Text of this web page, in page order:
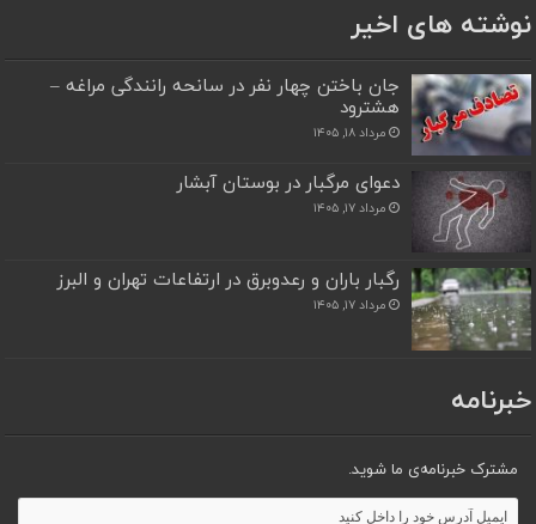
نوشته های اخیر
جان باختن چهار نفر در سانحه رانندگی مراغه –
هشترود
مرداد ۱۸, ۱۴۰۵
دعوای مرگبار در بوستان آبشار
مرداد ۱۷, ۱۴۰۵
رگبار باران و رعدوبرق در ارتفاعات تهران و البرز
مرداد ۱۷, ۱۴۰۵
خبرنامه
مشترک خبرنامه‌ی ما شوید.